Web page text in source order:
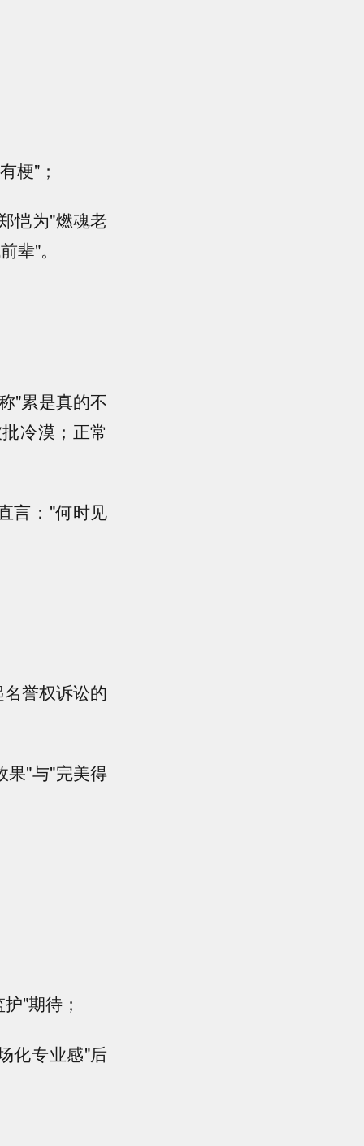
梗"；
恺为"燃魂老
辈"。
"累是真的不
冷漠；正常
言："何时见
誉权诉讼的
果"与"完美得
"期待；
化专业感"后